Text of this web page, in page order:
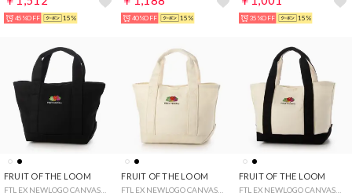
45%OFF 15% 40%OFF 15% 35%OFF 15%
FRUIT OF THE LOOM FRUIT OF THE LOOM FRUIT OF THE LOOM
FTL EX NEWLOGO CANVASLUNCHTOTEBAG （ブラック×ホワイト）